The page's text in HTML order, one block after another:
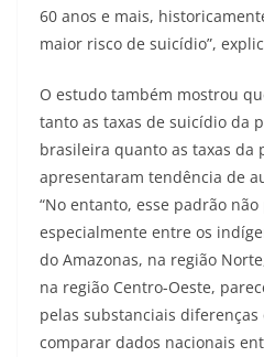
60 anos e mais,
maior risco de suicídio”,
O estudo também mostrou
tanto as taxas de suicídio da
brasileira quanto as taxas da
apresentaram tendência de
“No entanto, esse padrão
especialmente entre os
do Amazonas, na região
na região Centro-Oeste,
pelas substanciais diferenças
comparar dados nacionais